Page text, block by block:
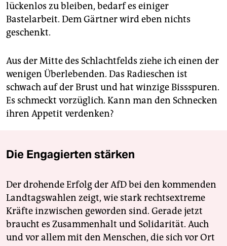
lückenlos zu bleiben, bedarf es einiger
Bastelarbeit. Dem Gärtner wird eben nichts
geschenkt.
Aus der Mitte des Schlachtfelds ziehe ich einen der
wenigen Überlebenden. Das Radieschen ist
schwach auf der Brust und hat winzige Bissspuren.
Es schmeckt vorzüglich. Kann man den Schnecken
ihren Appetit verdenken?
Die Engagierten stärken
Der drohende Erfolg der AfD bei den kommenden
Landtagswahlen zeigt, wie stark rechtsextreme
Kräfte inzwischen geworden sind. Gerade jetzt
braucht es Zusammenhalt und Solidarität. Auch
und vor allem mit den Menschen, die sich vor Ort